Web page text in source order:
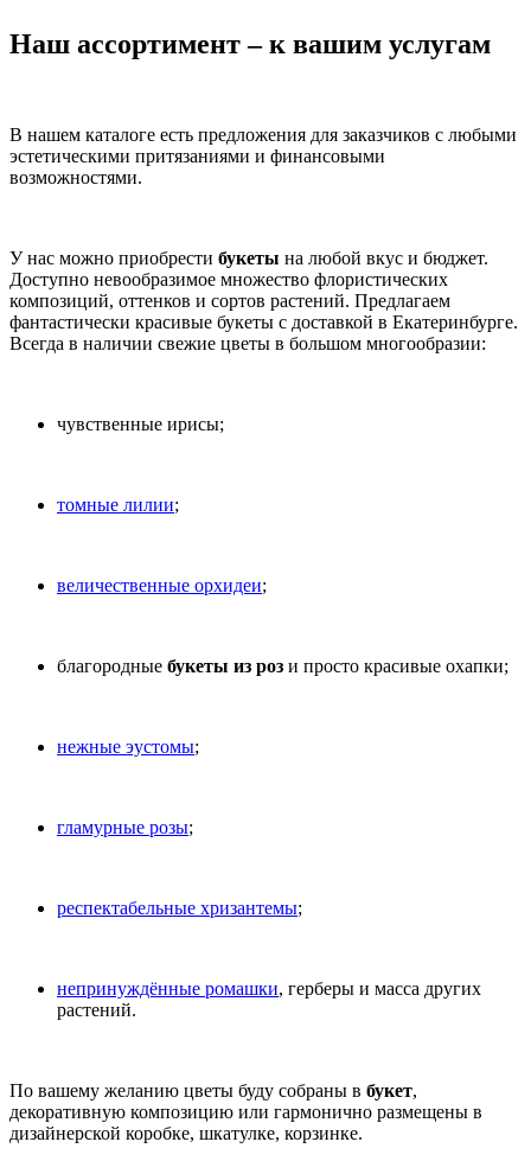
Наш ассортимент – к вашим услугам
В нашем каталоге есть предложения для заказчиков с любыми
эстетическими притязаниями и финансовыми
возможностями.
У нас можно приобрести букеты на любой вкус и бюджет.
Доступно невообразимое множество флористических
композиций, оттенков и сортов растений. Предлагаем
фантастически красивые букеты с доставкой в Екатеринбурге.
Всегда в наличии свежие цветы в большом многообразии:
чувственные ирисы;
томные лилии;
величественные орхидеи;
благородные букеты из роз и просто красивые охапки;
нежные эустомы;
гламурные розы;
респектабельные хризантемы;
непринуждённые ромашки, герберы и масса других
растений.
По вашему желанию цветы буду собраны в букет,
декоративную композицию или гармонично размещены в
дизайнерской коробке, шкатулке, корзинке.